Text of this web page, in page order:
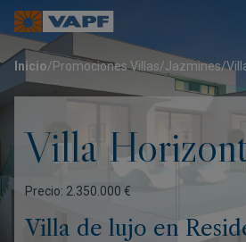
Inicio/Promociones Villas/Jazmines/
Villa
Precio: 2.350.000 €
Villa de lujo en